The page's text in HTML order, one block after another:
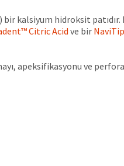
kalsiyum hidroksit
Citric Acidve bir
apeksifikasyonu ve